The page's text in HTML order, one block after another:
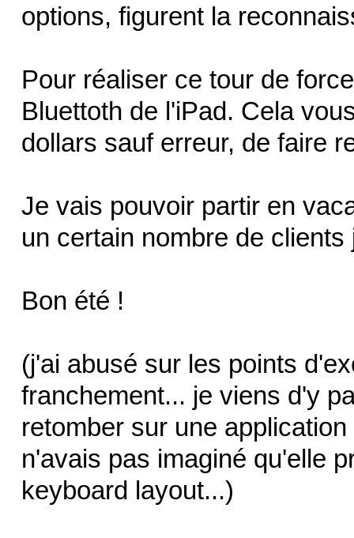
options, figurent la
Pour réaliser ce tour de
Bluettoth de l'iPad. Cela
dollars sauf erreur, de faire
Je vais pouvoir partir en
un certain nombre de
Bon été !
(j'ai abusé sur les points
franchement... je viens d'y
retomber sur une
n'avais pas imaginé qu'elle
keyboard layout...)